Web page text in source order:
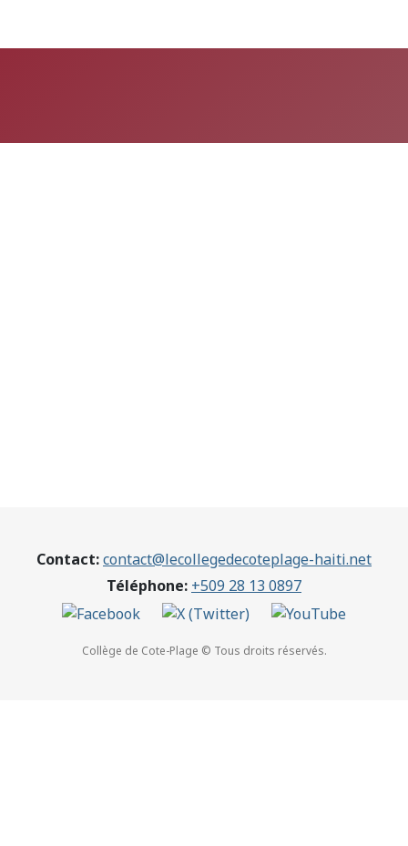
Contact:contact@lecollegedecoteplage-haiti.net
Téléphone: +509 28 13 0897
Collège de Cote-Plage © Tous droits réservés.